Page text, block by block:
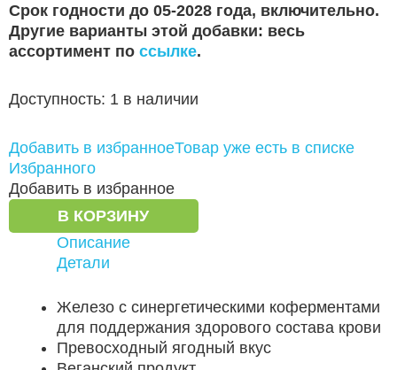
Срок годности до 05-2028 года, включительно.
Другие варианты этой добавки: весь
ассортимент по ссылке.
Доступность: 1 в наличии
Добавить в избранноеТовар уже есть в списке
Избранного
Добавить в избранное
В КОРЗИНУ
Описание
Детали
Железо с синергетическими коферментами
для поддержания здорового состава крови
Превосходный ягодный вкус